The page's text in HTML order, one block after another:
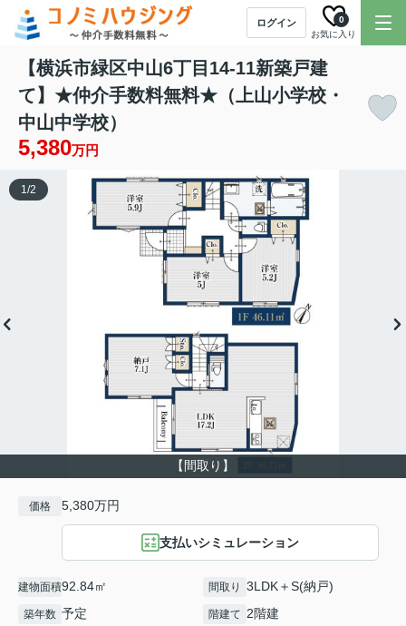
ログイン
お気に入り
0
【横浜市緑区中山6丁目14-11新築戸建
て】★仲介手数料無料★（上山小学校・
中山中学校）
5,380万円
【間取り】
1/2
価格 5,380万円
支払いシミュレーション
建物面積92.84㎡ 間取り 3LDK＋S(納戸)
築年数 予定 階建て 2階建